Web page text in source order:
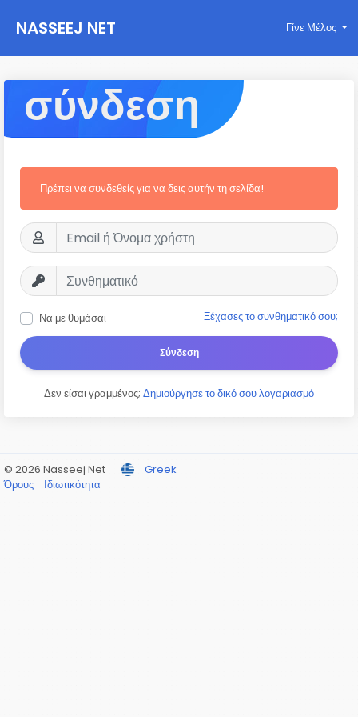
NASSEEJ NET Γίνε Μέλος
σύνδεση
Πρέπει να συνδεθείς για να δεις αυτήν τη σελίδα!
Να με θυμάσαι Ξέχασες το συνθηματικό σου;
Σύνδεση
Δεν είσαι γραμμένος; Δημιούργησε το δικό σου λογαριασμό
© 2026 Nasseej Net
Greek
Όρους
Ιδιωτικότητα